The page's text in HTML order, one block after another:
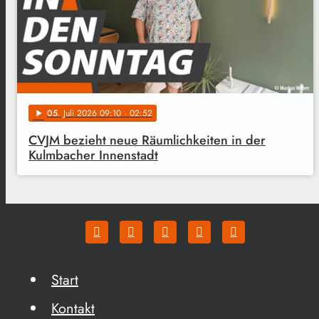
play_arrow 05. Juli 2026 09:10 · 02:52
CVJM bezieht neue Räumlichkeiten in der
Kulmbacher Innenstadt
Start
Kontakt